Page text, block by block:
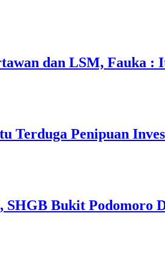
dan LSM, Fauka :
Terduga Penipuan
SHGB Bukit Podomoro